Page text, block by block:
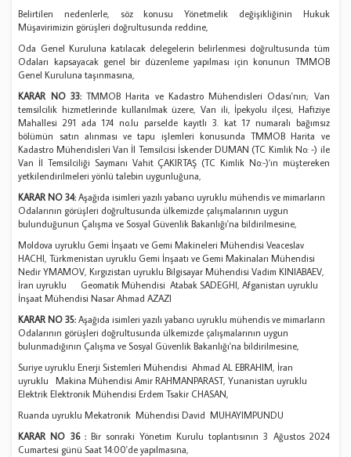
Belirtilen nedenlerle, söz konusu Yönetmelik değişikliğinin Hukuk
Müşavirimizin görüşleri doğrultusunda reddine,
Oda Genel Kuruluna katılacak delegelerin belirlenmesi doğrultusunda tüm
Odaları kapsayacak genel bir düzenleme yapılması için konunun TMMOB
Genel Kuruluna taşınmasına,
KARAR NO 33:TMMOB Harita ve Kadastro Mühendisleri Odası'nın; Van
temsilcilik hizmetlerinde kullanılmak üzere, Van ili, İpekyolu ilçesi, Hafiziye
Mahallesi 291 ada 174 no.lu parselde kayıtlı 3. kat 17 numaralı bağımsız
bölümün satın alınması ve tapu işlemleri konusunda TMMOB Harita ve
Kadastro Mühendisleri Van İl Temsilcisi İskender DUMAN (TC Kimlik No: -) ile
Van İl Temsilciliği Saymanı Vahit ÇAKIRTAŞ (TC Kimlik No:-)’ın müştereken
yetkilendirilmeleri yönlü talebin uygunluğuna,
KARAR NO 34: Aşağıda isimleri yazılı yabancı uyruklu mühendis ve mimarların
Odalarının görüşleri doğrultusunda ülkemizde çalışmalarının uygun
bulunduğunun Çalışma ve Sosyal Güvenlik Bakanlığı'na bildirilmesine,
Moldova uyruklu Gemi İnşaatı ve Gemi Makineleri Mühendisi Veaceslav
HACHI, Türkmenistan uyruklu Gemi İnşaatı ve Gemi Makinaları Mühendisi
Nedir YMAMOV, Kırgızistan uyruklu Bilgisayar Mühendisi Vadim KINIABAEV,
İran uyruklu Geomatik Mühendisi Atabak SADEGHI, Afganistan uyruklu
İnşaat Mühendisi Nasar Ahmad AZAZI
KARAR NO 35: Aşağıda isimleri yazılı yabancı uyruklu mühendis ve mimarların
Odalarının görüşleri doğrultusunda ülkemizde çalışmalarının uygun
bulunmadığının Çalışma ve Sosyal Güvenlik Bakanlığı'na bildirilmesine,
Suriye uyruklu Enerji Sistemleri Mühendisi Ahmad AL EBRAHIM, İran
uyruklu Makina Mühendisi Amir RAHMANPARAST, Yunanistan uyruklu
Elektrik Elektronik Mühendisi Erdem Tsakir CHASAN,
Ruanda uyruklu Mekatronik Mühendisi David MUHAYIMPUNDU
KARAR NO 36 :Bir sonraki Yönetim Kurulu toplantısının 3 Ağustos 2024
Cumartesi günü Saat 14:00'de yapılmasına,